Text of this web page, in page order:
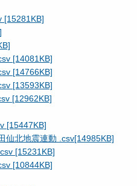
[15281KB]
[14081KB]
[14766KB]
[13593KB]
[12962KB]
[15447KB]
仙北地震連動 .csv[14985KB]
[15231KB]
[10844KB]